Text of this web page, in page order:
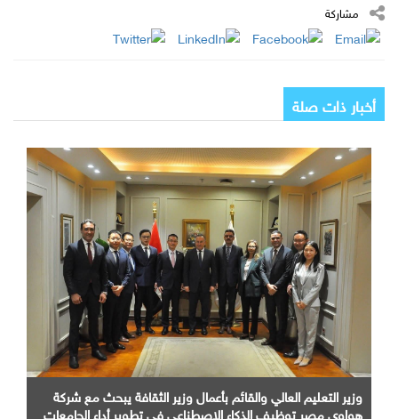
مشاركة
أخبار ذات صلة
وزير التعليم العالي والقائم بأعمال وزير الثقافة يبحث مع شركة
هواوي مصر توظيف الذكاء الاصطناعي في تطوير أداء الجامعات